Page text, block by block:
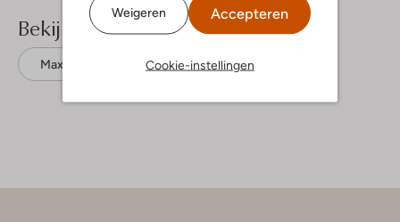
Weigeren Accepteren
Cookie-instellingen
Bekijk meer
Maxi jurken Moliin Viscose